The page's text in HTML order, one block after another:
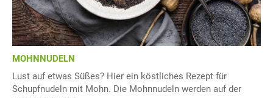
MOHNNUDELN
Lust auf etwas Süßes? Hier ein köstliches Rezept für
Schupfnudeln mit Mohn. Die Mohnnudeln werden auf der